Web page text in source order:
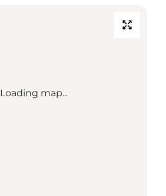
Loading map...